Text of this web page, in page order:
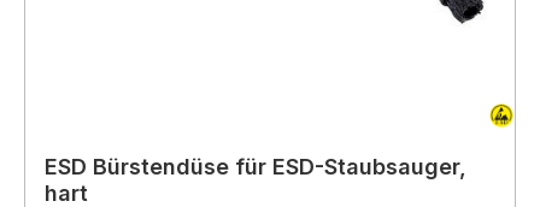
ESD Bürstendüse für ESD-Staubsauger,
hart